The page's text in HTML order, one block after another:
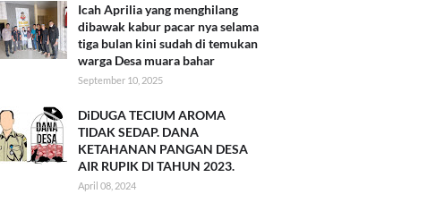
Icah Aprilia yang menghilang
dibawak kabur pacar nya selama
tiga bulan kini sudah di temukan
warga Desa muara bahar
September 10, 2025
DiDUGA TECIUM AROMA
TIDAK SEDAP. DANA
KETAHANAN PANGAN DESA
AIR RUPIK DI TAHUN 2023.
April 08, 2024